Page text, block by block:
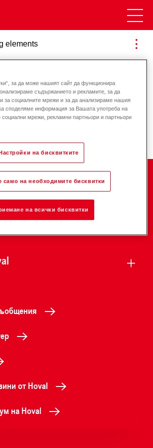
elements
за енергията и
среда
от Hoval
на Hoval
за да може нашият сайт да функционира
съдържанието и рекламите, за да
за социалните мрежи и за да анализираме нашия
споделяме информация за Вашата употреба на
мрежи, рекламни партньори и партньори
на бисквитките
само на необходимите бисквитки
на всички бисквитки